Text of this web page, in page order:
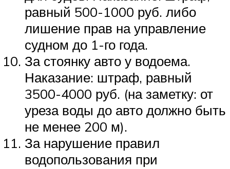
равный 500-1000 руб. либо
лишение прав на управление
судном до 1-го года.
За стоянку авто у водоема.
Наказание: штраф, равный
3500-4000 руб. (на заметку: от
уреза воды до авто должно быть
не менее 200 м).
За нарушение правил
водопользования при